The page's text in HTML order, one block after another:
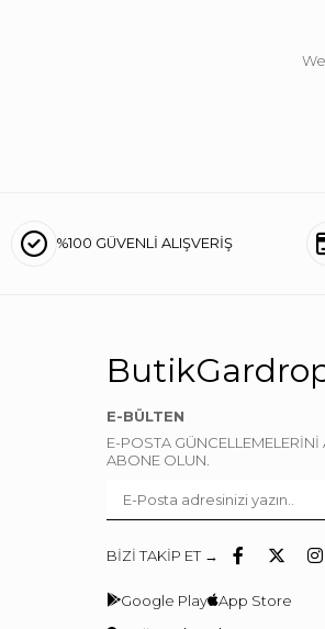
%100 GÜVENLİ ALIŞVERİŞ
E-BÜLTEN
E-POSTA
ABONE OLUN.
BİZİ TAKİP ET →
Google Play App Store